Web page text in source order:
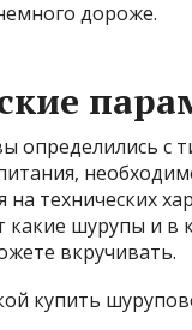
дороже.
определились с
на технических
шурупы и в
вкручивать.